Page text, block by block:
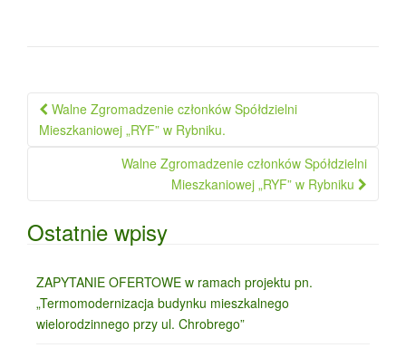
Nawigacja
po
Walne Zgromadzenie członków Spółdzielni
Mieszkaniowej „RYF” w Rybniku.
Walne Zgromadzenie członków Spółdzielni
Mieszkaniowej „RYF” w Rybniku
Ostatnie wpisy
ZAPYTANIE OFERTOWE w ramach projektu pn.
„Termomodernizacja budynku mieszkalnego
wielorodzinnego przy ul. Chrobrego”